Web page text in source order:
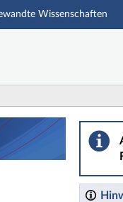
Wissenschaften